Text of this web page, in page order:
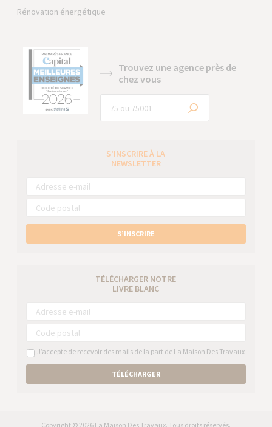
Rénovation énergétique
Trouvez une agence près de
chez vous
S’INSCRIRE À LA
NEWSLETTER
S’INSCRIRE
TÉLÉCHARGER NOTRE
LIVRE BLANC
J’accepte de recevoir des mails de la part de La Maison Des Travaux
TÉLÉCHARGER
Copyright © 2026 La Maison Des Travaux. Tous droits réservés.